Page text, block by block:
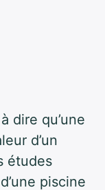
dire qu’une
d’un
études
piscine